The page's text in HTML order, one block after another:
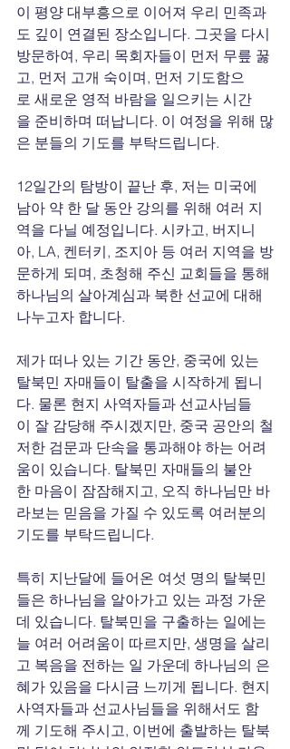
이 평양 대부흥으로 이어져 우리 민족과
도 깊이 연결된 장소입니다. 그곳을 다시
방문하여, 우리 목회자들이 먼저 무릎 꿇
고, 먼저 고개 숙이며, 먼저 기도함으
로 새로운 영적 바람을 일으키는 시간
을 준비하며 떠납니다. 이 여정을 위해 많
은 분들의 기도를 부탁드립니다.
12일간의 탐방이 끝난 후, 저는 미국에
남아 약 한 달 동안 강의를 위해 여러 지
역을 다닐 예정입니다. 시카고, 버지니
아, LA, 켄터키, 조지아 등 여러 지역을 방
문하게 되며, 초청해 주신 교회들을 통해
하나님의 살아계심과 북한 선교에 대해
나누고자 합니다.
제가 떠나 있는 기간 동안, 중국에 있는
탈북민 자매들이 탈출을 시작하게 됩니
다. 물론 현지 사역자들과 선교사님들
이 잘 감당해 주시겠지만, 중국 공안의 철
저한 검문과 단속을 통과해야 하는 어려
움이 있습니다. 탈북민 자매들의 불안
한 마음이 잠잠해지고, 오직 하나님만 바
라보는 믿음을 가질 수 있도록 여러분의
기도를 부탁드립니다.
특히 지난달에 들어온 여섯 명의 탈북민
들은 하나님을 알아가고 있는 과정 가운
데 있습니다. 탈북민을 구출하는 일에는
늘 여러 어려움이 따르지만, 생명을 살리
고 복음을 전하는 일 가운데 하나님의 은
혜가 있음을 다시금 느끼게 됩니다. 현지
사역자들과 선교사님들을 위해서도 함
께 기도해 주시고, 이번에 출발하는 탈북